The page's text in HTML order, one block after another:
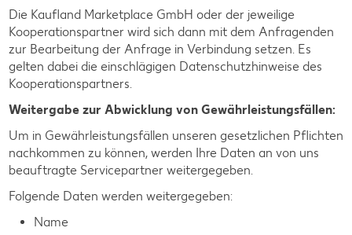
Die Kaufland Marketplace GmbH oder der jeweilige
Kooperationspartner wird sich dann mit dem Anfragenden
zur Bearbeitung der Anfrage in Verbindung setzen. Es
gelten dabei die einschlägigen Datenschutzhinweise des
Kooperationspartners.
Weitergabe zur Abwicklung von Gewährleistungsfällen:
Um in Gewährleistungsfällen unseren gesetzlichen Pflichten
nachkommen zu können, werden Ihre Daten an von uns
beauftragte Servicepartner weitergegeben.
Folgende Daten werden weitergegeben:
Name